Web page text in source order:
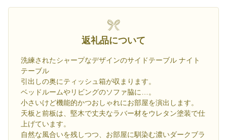
返礼品について
洗練されたシャープなデザインのサイドテーブル ナイト
テーブル
引出しの奥にティッシュ箱が収まります。
ベッドルームやリビングのソファ脇に…。
小さいけど機能的かつおしゃれにお部屋を演出します。
天板と前板は、堅木で丈夫なラバー材をウレタン塗装で仕
上げています。
自然な風合いを残しつつ、お部屋に馴染む濃いダークブラ